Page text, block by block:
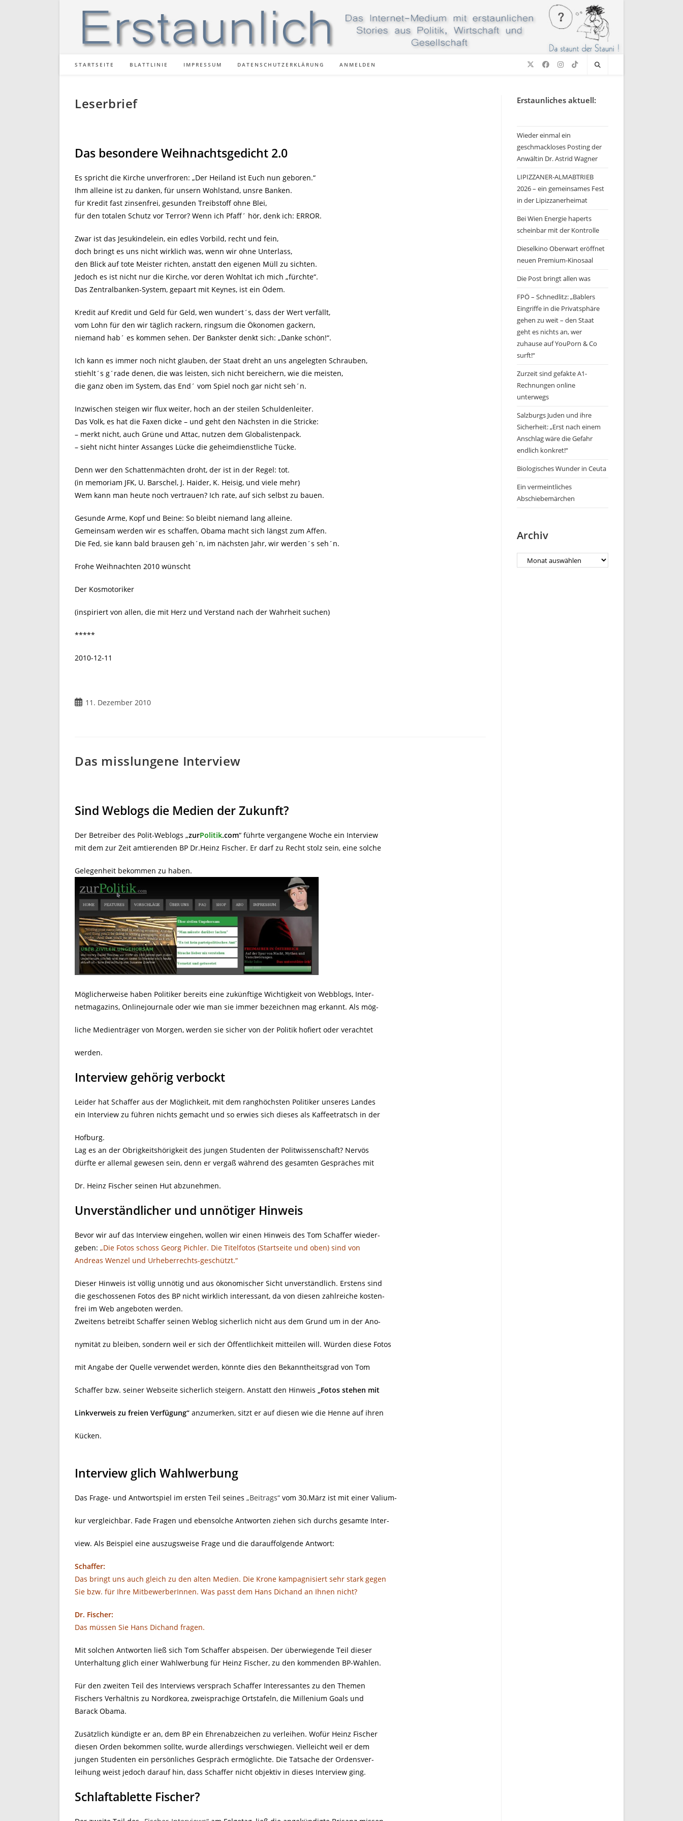
STARTSEITE BLATTLINIE IMPRESSUM DATENSCHUTZERKLÄRUNG ANMELDEN
Leserbrief
Das besondere Weihnachtsgedicht 2.0
Es spricht die Kirche unverfroren: „Der Heiland ist Euch nun geboren.“
Ihm alleine ist zu danken, für unsern Wohlstand, unsre Banken.
für Kredit fast zinsenfrei, gesunden Treibstoff ohne Blei,
für den totalen Schutz vor Terror? Wenn ich Pfaff´ hör, denk ich: ERROR.
Zwar ist das Jesukindelein, ein edles Vorbild, recht und fein,
doch bringt es uns nicht wirklich was, wenn wir ohne Unterlass,
den Blick auf tote Meister richten, anstatt den eigenen Müll zu sichten.
Jedoch es ist nicht nur die Kirche, vor deren Wohltat ich mich „fürchte“.
Das Zentralbanken-System, gepaart mit Keynes, ist ein Ödem.
Kredit auf Kredit und Geld für Geld, wen wundert´s, dass der Wert verfällt,
vom Lohn für den wir täglich rackern, ringsum die Ökonomen gackern,
niemand hab´ es kommen sehen. Der Bankster denkt sich: „Danke schön!“.
Ich kann es immer noch nicht glauben, der Staat dreht an uns angelegten Schrauben,
stiehlt´s g´rade denen, die was leisten, sich nicht bereichern, wie die meisten,
die ganz oben im System, das End´ vom Spiel noch gar nicht seh´n.
Inzwischen steigen wir flux weiter, hoch an der steilen Schuldenleiter.
Das Volk, es hat die Faxen dicke – und geht den Nächsten in die Stricke:
– merkt nicht, auch Grüne und Attac, nutzen dem Globalistenpack.
– sieht nicht hinter Assanges Lücke die geheimdienstliche Tücke.
Denn wer den Schattenmächten droht, der ist in der Regel: tot.
(in memoriam JFK, U. Barschel, J. Haider, K. Heisig, und viele mehr)
Wem kann man heute noch vertrauen? Ich rate, auf sich selbst zu bauen.
Gesunde Arme, Kopf und Beine: So bleibt niemand lang alleine.
Gemeinsam werden wir es schaffen, Obama macht sich längst zum Affen.
Die Fed, sie kann bald brausen geh´n, im nächsten Jahr, wir werden´s seh´n.
Frohe Weihnachten 2010 wünscht
Der Kosmotoriker
(inspiriert von allen, die mit Herz und Verstand nach der Wahrheit suchen)
*****
2010-12-11
Beitrag11. Dezember 2010
Das misslungene Interview
Sind Weblogs die Medien der Zukunft?
Der Betreiber des Polit-Weblogs „zurPolitik.com“ führte vergangene Woche ein Interview
mit dem zur Zeit amtierenden BP Dr.Heinz Fischer. Er darf zu Recht stolz sein, eine solche
Gelegenheit bekommen zu haben.
Möglicherweise haben Politiker bereits eine zukünftige Wichtigkeit von Webblogs, Inter-
netmagazins, Onlinejournale oder wie man sie immer bezeichnen mag erkannt. Als mög-
liche Medienträger von Morgen, werden sie sicher von der Politik hofiert oder verachtet
werden.
Interview gehörig verbockt
Leider hat Schaffer aus der Möglichkeit, mit dem ranghöchsten Politiker unseres Landes
ein Interview zu führen nichts gemacht und so erwies sich dieses als Kaffeetratsch in der
Hofburg.
Lag es an der Obrigkeitshörigkeit des jungen Studenten der Politwissenschaft? Nervös
dürfte er allemal gewesen sein, denn er vergaß während des gesamten Gespräches mit
Dr. Heinz Fischer seinen Hut abzunehmen.
Unverständlicher und unnötiger Hinweis
Bevor wir auf das Interview eingehen, wollen wir einen Hinweis des Tom Schaffer wieder-
geben: „Die Fotos schoss Georg Pichler. Die Titelfotos (Startseite und oben) sind von
Andreas Wenzel und Urheberrechts-geschützt.“
Dieser Hinweis ist völlig unnötig und aus ökonomischer Sicht unverständlich. Erstens sind
die geschossenen Fotos des BP nicht wirklich interessant, da von diesen zahlreiche kosten-
frei im Web angeboten werden.
Zweitens betreibt Schaffer seinen Weblog sicherlich nicht aus dem Grund um in der Ano-
nymität zu bleiben, sondern weil er sich der Öffentlichkeit mitteilen will. Würden diese Fotos
mit Angabe der Quelle verwendet werden, könnte dies den Bekanntheitsgrad von Tom
Schaffer bzw. seiner Webseite sicherlich steigern. Anstatt den Hinweis „Fotos stehen mit
Linkverweis zu freien Verfügung“ anzumerken, sitzt er auf diesen wie die Henne auf ihren
Kücken.
Interview glich Wahlwerbung
Das Frage- und Antwortspiel im ersten Teil seines „Beitrags“ vom 30.März ist mit einer Valium-
kur vergleichbar. Fade Fragen und ebensolche Antworten ziehen sich durchs gesamte Inter-
view. Als Beispiel eine auszugsweise Frage und die darauffolgende Antwort:
Schaffer:
Das bringt uns auch gleich zu den alten Medien. Die Krone kampagnisiert sehr stark gegen
Sie bzw. für Ihre MitbewerberInnen. Was passt dem Hans Dichand an Ihnen nicht?
Dr. Fischer:
Das müssen Sie Hans Dichand fragen.
Mit solchen Antworten ließ sich Tom Schaffer abspeisen. Der überwiegende Teil dieser
Unterhaltung glich einer Wahlwerbung für Heinz Fischer, zu den kommenden BP-Wahlen.
Für den zweiten Teil des Interviews versprach Schaffer Interessantes zu den Themen
Fischers Verhältnis zu Nordkorea, zweisprachige Ortstafeln, die Millenium Goals und
Barack Obama.
Zusätzlich kündigte er an, dem BP ein Ehrenabzeichen zu verleihen. Wofür Heinz Fischer
diesen Orden bekommen sollte, wurde allerdings verschwiegen. Vielleicht weil er dem
jungen Studenten ein persönliches Gespräch ermöglichte. Die Tatsache der Ordensver-
leihung weist jedoch darauf hin, dass Schaffer nicht objektiv in dieses Interview ging.
Schlaftablette Fischer?
Erstaunliches aktuell:
Wieder einmal ein
geschmackloses Posting der
Anwältin Dr. Astrid Wagner
LIPIZZANER-ALMABTRIEB
2026 – ein gemeinsames Fest
in der Lipizzanerheimat
Bei Wien Energie haperts
scheinbar mit der Kontrolle
Dieselkino Oberwart eröffnet
neuen Premium-Kinosaal
Die Post bringt allen was
FPÖ – Schnedlitz: „Bablers
Eingriffe in die Privatsphäre
gehen zu weit – den Staat
geht es nichts an, wer
zuhause auf YouPorn & Co
surft!“
Zurzeit sind gefakte A1-
Rechnungen online
unterwegs
Salzburgs Juden und ihre
Sicherheit: „Erst nach einem
Anschlag wäre die Gefahr
endlich konkret!“
Biologisches Wunder in Ceuta
Ein vermeintliches
Abschiebemärchen
Archiv
Archiv